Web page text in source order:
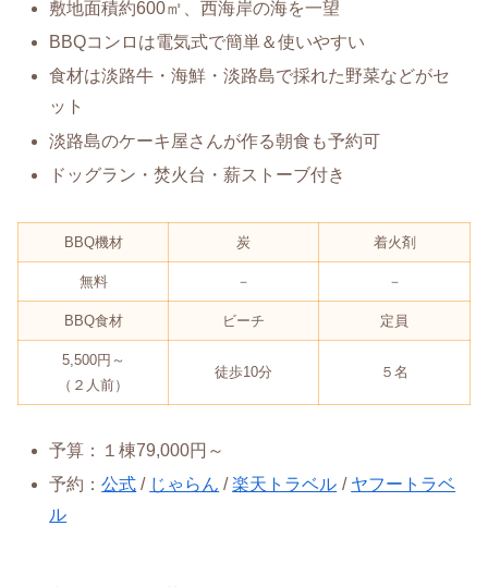
敷地面積約600㎡、西海岸の海を一望
BBQコンロは電気式で簡単＆使いやすい
食材は淡路牛・海鮮・淡路島で採れた野菜などがセ
ット
淡路島のケーキ屋さんが作る朝食も予約可
ドッグラン・焚火台・薪ストーブ付き
BBQ機材 炭 着火剤
無料 － －
BBQ食材 ビーチ 定員
5,500円～
（２人前）
徒歩10分 ５名
予算：１棟79,000円～
予約：公式 / じゃらん /楽天トラベル / ヤフートラベ
ル